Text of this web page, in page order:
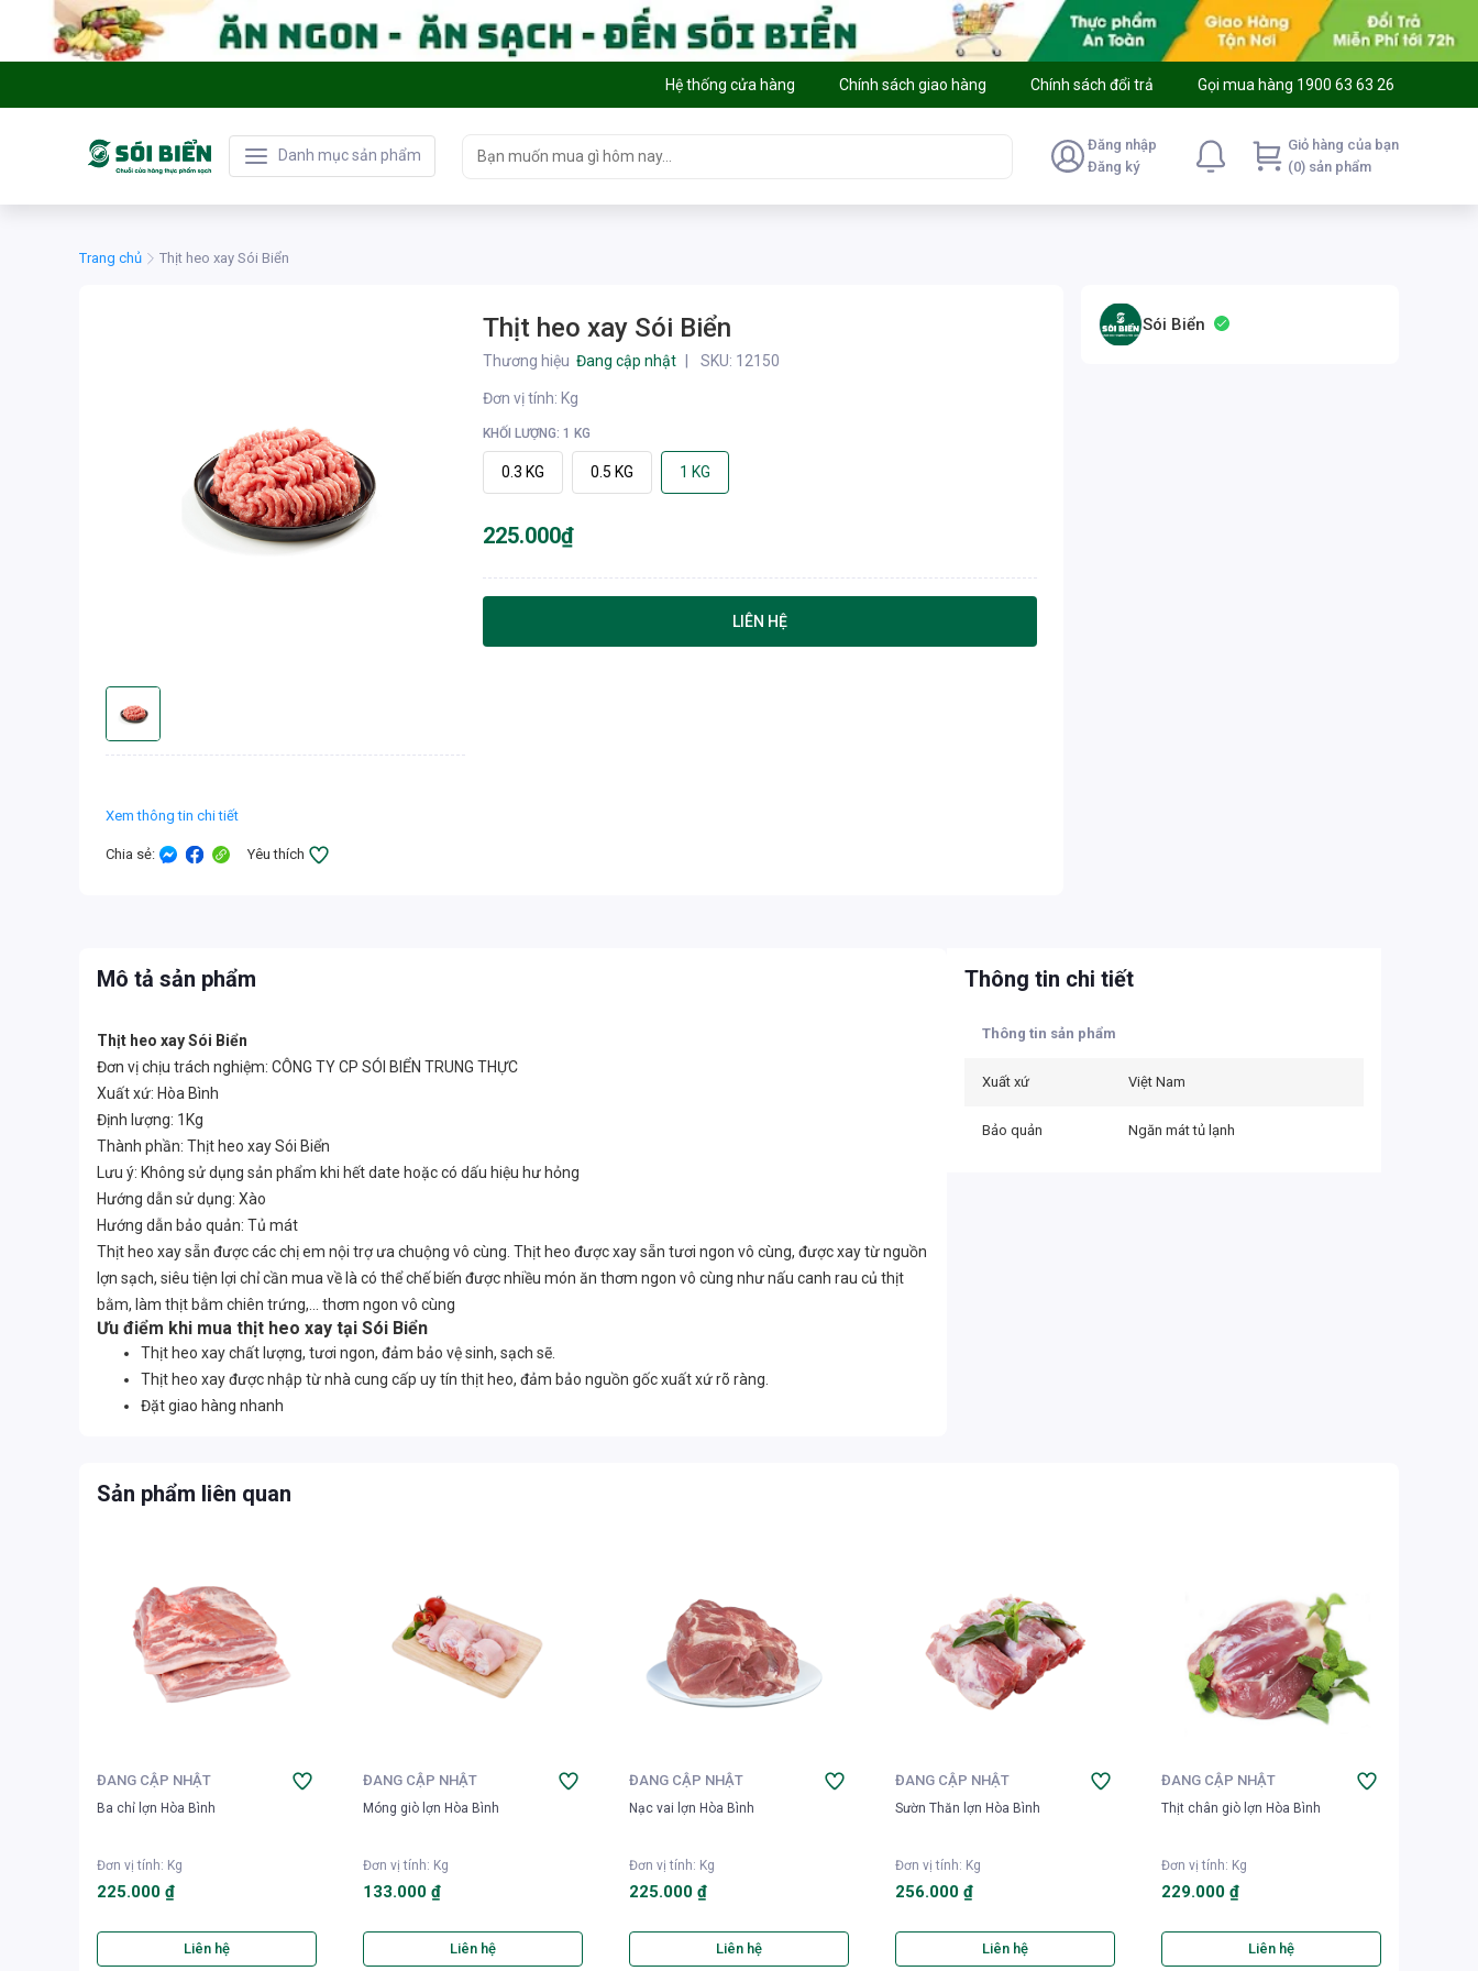
Hệ thống cửa hàng Chính sách giao hàng Chính sách đổi trả Gọi mua hàng 1900 63 63 26
Danh mục sản phẩm
Đăng nhập
Đăng ký
Giỏ hàng của bạn
(0) sản phẩm
Trang chủ Thịt heo xay Sói Biển
Xem thông tin chi tiết
Chia sẻ: Yêu thích
Thịt heo xay Sói Biển
Thương hiệu Đang cập nhật SKU: 12150
Đơn vị tính: Kg
KHỐI LƯỢNG: 1 KG
0.3 KG 0.5 KG 1 KG
225.000₫
LIÊN HỆ
Sói Biển
Mô tả sản phẩm
Thịt heo xay Sói Biển
Đơn vị chịu trách nghiệm: CÔNG TY CP SÓI BIỂN TRUNG THỰC
Xuất xứ: Hòa Bình
Định lượng: 1Kg
Thành phần: Thịt heo xay Sói Biển
Lưu ý: Không sử dụng sản phẩm khi hết date hoặc có dấu hiệu hư hỏng
Hướng dẫn sử dụng: Xào
Hướng dẫn bảo quản: Tủ mát
Thịt heo xay sẵn được các chị em nội trợ ưa chuộng vô cùng. Thịt heo được xay sẵn tươi ngon vô cùng, được xay từ nguồn
lợn sạch, siêu tiện lợi chỉ cần mua về là có thể chế biến được nhiều món ăn thơm ngon vô cùng như nấu canh rau củ thịt
bằm, làm thịt bằm chiên trứng,... thơm ngon vô cùng
Ưu điểm khi mua thịt heo xay tại Sói Biển
Thịt heo xay chất lượng, tươi ngon, đảm bảo vệ sinh, sạch sẽ.
Thịt heo xay được nhập từ nhà cung cấp uy tín thịt heo, đảm bảo nguồn gốc xuất xứ rõ ràng.
Đặt giao hàng nhanh
Thông tin chi tiết
Thông tin sản phẩm
Xuất xứ Việt Nam
Bảo quản Ngăn mát tủ lạnh
Sản phẩm liên quan
ĐANG CẬP NHẬT
Ba chỉ lợn Hòa Bình
Đơn vị tính: Kg
225.000 ₫
Liên hệ
ĐANG CẬP NHẬT
Móng giò lợn Hòa Bình
Đơn vị tính: Kg
133.000 ₫
Liên hệ
ĐANG CẬP NHẬT
Nạc vai lợn Hòa Bình
Đơn vị tính: Kg
225.000 ₫
Liên hệ
ĐANG CẬP NHẬT
Sườn Thăn lợn Hòa Bình
Đơn vị tính: Kg
256.000 ₫
Liên hệ
ĐANG CẬP NHẬT
Thịt chân giò lợn Hòa Bình
Đơn vị tính: Kg
229.000 ₫
Liên hệ